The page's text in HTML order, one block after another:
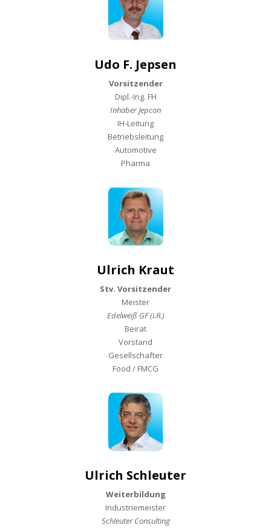
Udo F. Jepsen
Vorsitzender
Dipl.-Ing. FH
Inhaber Jepcon
IH-Leitung
Betriebsleitung
Automotive
Pharma
Ulrich Kraut
Stv. Vorsitzender
Meister
Edelweiß GF (i.R.)
Beirat
Vorstand
Gesellschafter
Food / FMCG
Ulrich Schleuter
Weiterbildung
Industriemeister
Schleuter Consulting